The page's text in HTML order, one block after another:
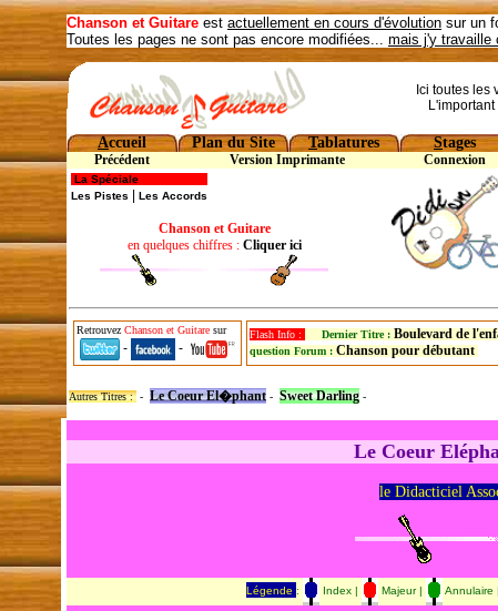
Chanson et Guitare est actuellement en cours d'évolution sur un
Toutes les pages ne sont pas encore modifiées... mais j'y travaille
Ici toutes les
Accueil Plan du Site Tablatures Stages
Précédent Version Imprimante Connexion
La Spéciale
Les Pistes
Les Accords
Chanson et Guitare
en quelques chiffres : Cliquer ici
Retrouvez Chanson et Guitare sur
- -
Flash Info : Dernier Titre : Boulevard de
question Forum : Chanson pour débutant
Autres Titres : - Le Coeur El�phant - Sweet Darling -
Le Coeur
le Didacticiel
Légende : Index | Majeur | Annulaire |